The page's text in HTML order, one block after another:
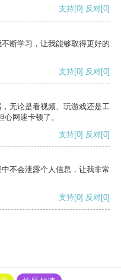
支持[0] 反对[0]
断学习，让我能够取得更好的
支持[0] 反对[0]
无论是看视频、玩游戏还是工
网速卡顿了。
支持[0] 反对[0]
不会泄露个人信息，让我非常
支持[0] 反对[0]